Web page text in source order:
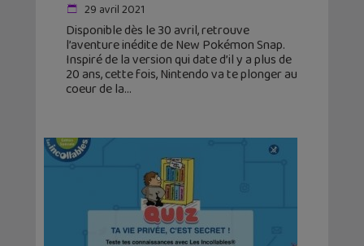
29 avril 2021
Disponible dès le 30 avril, retrouve
l’aventure inédite de New Pokémon Snap.
Inspiré de la version qui date d’il y a plus de
20 ans, cette fois, Nintendo va te plonger au
coeur de la